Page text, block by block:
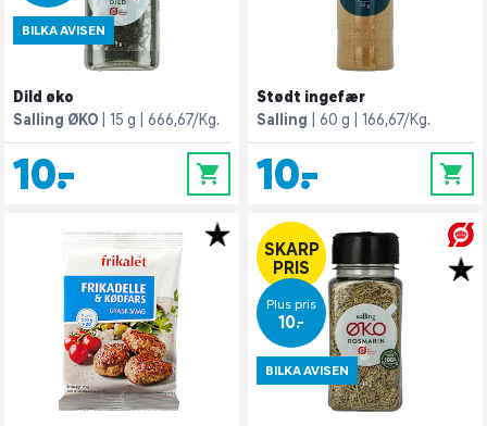
BILKA AVISEN
Dild øko
Salling ØKO
15 g 666,67/Kg.
10,- 0
Stødt ingefær
Salling
60 g 166,67/Kg.
10,- 0
SKARP
PRIS
Plus pris
10,-
BILKA AVISEN